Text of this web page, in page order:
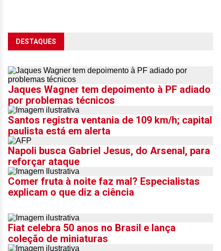
DESTAQUES
Jaques Wagner tem depoimento à PF adiado
por problemas técnicos
Santos registra ventania de 109 km/h; capital
paulista está em alerta
Napoli busca Gabriel Jesus, do Arsenal, para
reforçar ataque
Comer fruta à noite faz mal? Especialistas
explicam o que diz a ciência
Fiat celebra 50 anos no Brasil e lança
coleção de miniaturas